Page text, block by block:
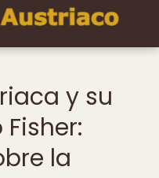
y su
la